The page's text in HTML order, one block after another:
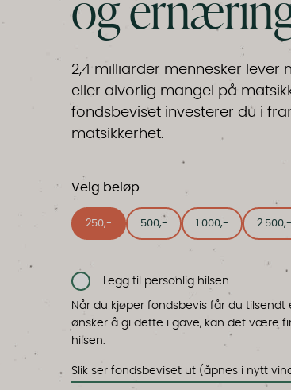
2,4 milliarder mennesker lever
eller alvorlig mangel på
fondsbeviset investerer du i
matsikkerhet.
Velg beløp
250,- 500,- 1 000,- 2 500,-
Legg til personlig hilsen
Når du kjøper fondsbevis får du tilsendt
ønsker å gi dette i gave, kan det være
hilsen.
Slik ser fondsbeviset ut (åpnes i nytt